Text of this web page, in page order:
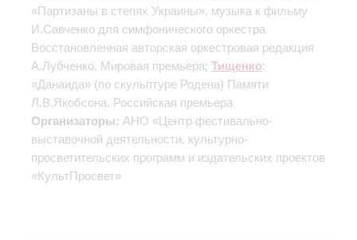
«Партизаны в степях Украины», музыка к фильму
И.Савченко для симфонического оркестра
Восстановленная авторская оркестровая редакция
А.Лубченко. Мировая премьера; Тищенко:
«Данаида» (по скульптуре Родена) Памяти
Л.В.Якобсона. Российская премьера
Организаторы: АНО «Центр фестивально-
выставочной деятельности, культурно-
просветительских программ и издательских проектов
«КультПросвет»